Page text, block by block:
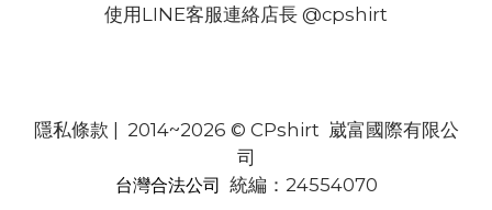
使用LINE客服連絡店長 @cpshirt
隱私條款 | 2014~2026 © CPshirt 崴富國際有限公
司
台灣合法公司 統編：24554070